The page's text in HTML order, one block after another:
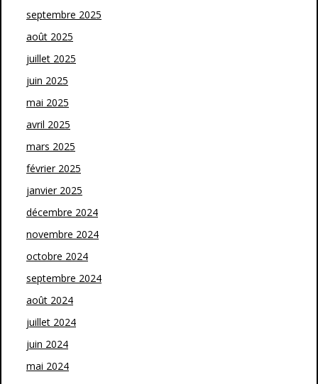
septembre 2025
août 2025
juillet 2025
juin 2025
mai 2025
avril 2025
mars 2025
février 2025
janvier 2025
décembre 2024
novembre 2024
octobre 2024
septembre 2024
août 2024
juillet 2024
juin 2024
mai 2024